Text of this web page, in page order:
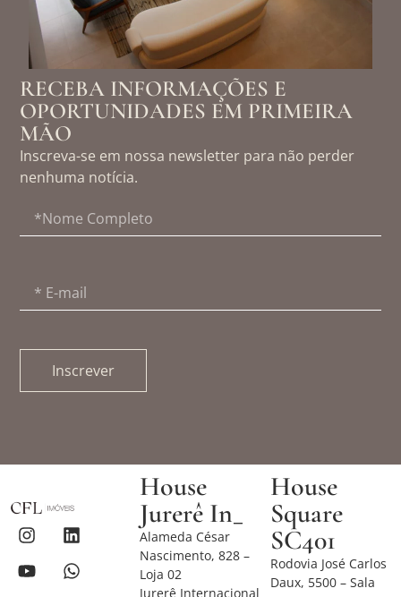
RECEBA INFORMAÇÕES E
OPORTUNIDADES EM PRIMEIRA
MÃO
Inscreva-se em nossa newsletter para não perder
nenhuma notícia.
Inscrever
House
Jurerê In_
Alameda César
Nascimento, 828 –
Loja 02
Jurerê Internacional
House
Square
SC401
Rodovia José Carlos
Daux, 5500 – Sala